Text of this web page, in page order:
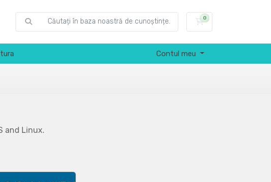
0
Coș de
Contul meu
and Linux.